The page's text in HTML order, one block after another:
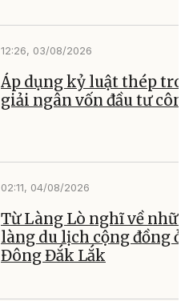
12:26, 03/08/2026
Áp dụng kỷ luật thép
giải ngân vốn đầu tư
02:11, 04/08/2026
Từ Làng Lò nghĩ về
làng du lịch cộng đồng ở
Đông Đắk Lắk